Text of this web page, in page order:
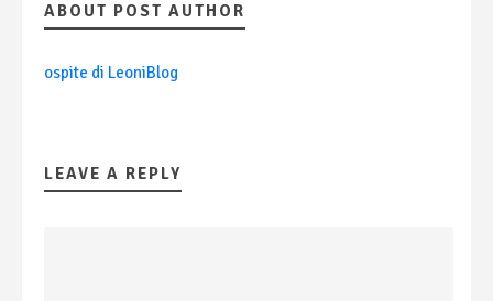
ABOUT POST AUTHOR
ospite di LeoniBlog
LEAVE A REPLY